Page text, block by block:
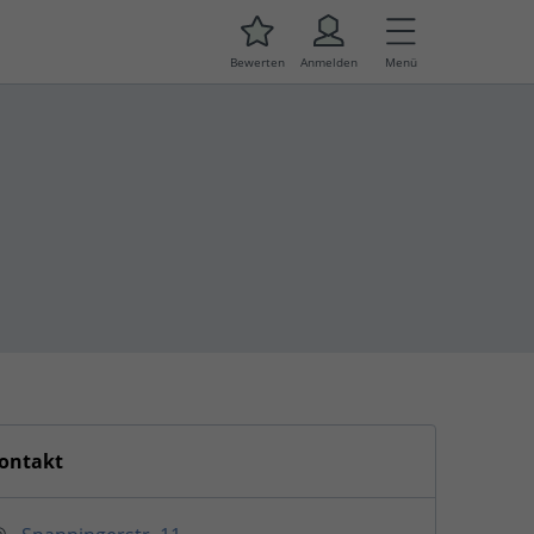
Bewerten Anmelden Menü